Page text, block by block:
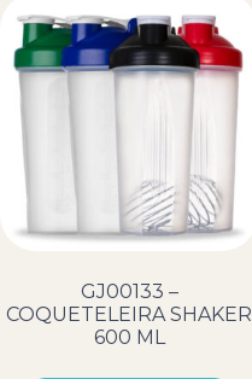
GJ00133 –
COQUETELEIRA SHAKER
600 ML